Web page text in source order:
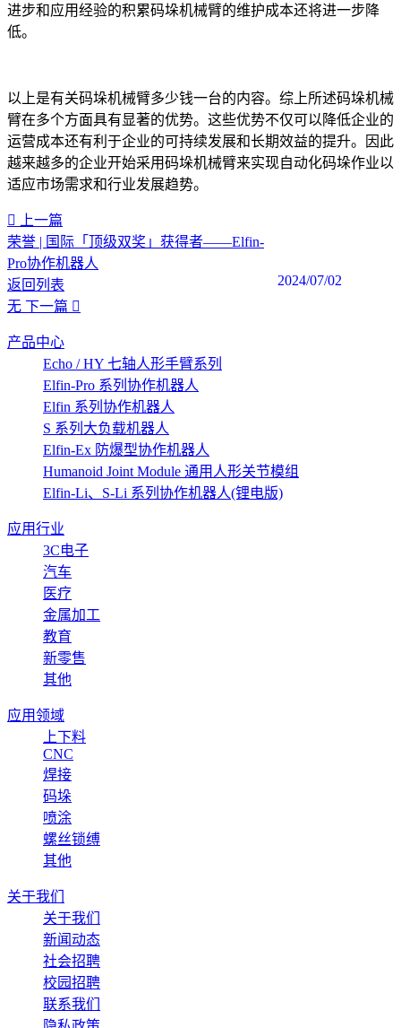
进步和应用经验的积累码垛机械臂的维护成本还将进一步降
低。
以上是有关码垛机械臂多少钱一台的内容。综上所述码垛机械
臂在多个方面具有显著的优势。这些优势不仅可以降低企业的
运营成本还有利于企业的可持续发展和长期效益的提升。因此
越来越多的企业开始采用码垛机械臂来实现自动化码垛作业以
适应市场需求和行业发展趋势。‍
上一篇
荣誉 | 国际「顶级双奖」获得者——Elfin-
Pro协作机器人
2024/07/02
返回列表
无 下一篇
产品中心
Echo / HY 七轴人形手臂系列
Elfin-Pro 系列协作机器人
Elfin 系列协作机器人
S 系列大负载机器人
Elfin-Ex 防爆型协作机器人
Humanoid Joint Module 通用人形关节模组
Elfin-Li、S-Li 系列协作机器人(锂电版)
应用行业
3C电子
汽车
医疗
金属加工
教育
新零售
其他
应用领域
上下料
CNC
焊接
码垛
喷涂
螺丝锁缚
其他
关于我们
关于我们
新闻动态
社会招聘
校园招聘
联系我们